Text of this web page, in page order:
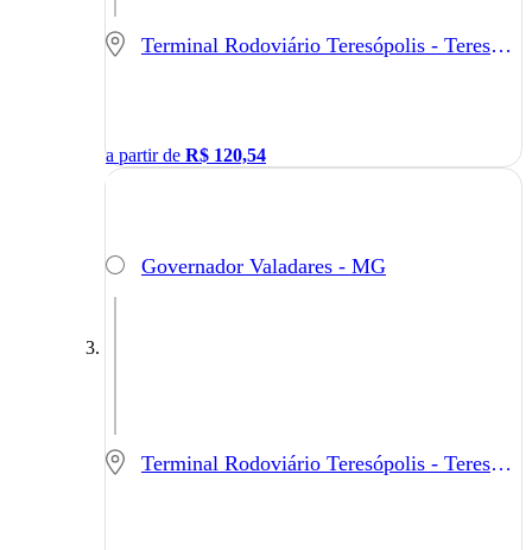
Terminal Rodoviário Teresópolis - Teresópolis - RJ
a partir de R$ 120,54
Governador Valadares - MG
Terminal Rodoviário Teresópolis - Teresópolis - RJ